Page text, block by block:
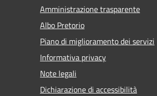
Amministrazione trasparente
Albo Pretorio
Piano di miglioramento dei servizi
Informativa privacy
Note legali
Dichiarazione di accessibilità